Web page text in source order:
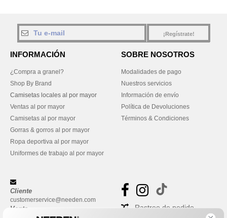
¡Regístrate!
INFORMACIÓN
¿Compra a granel?
Shop By Brand
Camisetas locales al por mayor
Ventas al por mayor
Camisetas al por mayor
Gorras & gorros al por mayor
Ropa deportiva al por mayor
Uniformes de trabajo al por mayor
SOBRE NOSOTROS
Modalidades de pago
Nuestros servicios
Información de envío
Política de Devoluciones
Términos & Condiciones
Cliente
customerservice@needen.com
Venta Rastreo de pedido